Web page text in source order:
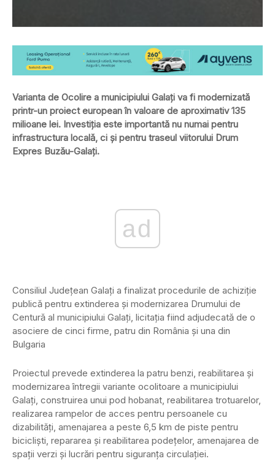
Varianta de Ocolire a municipiului Galaţi va fi modernizată
printr-un proiect european în valoare de aproximativ 135
milioane lei. Investiţia este importantă nu numai pentru
infrastructura locală, ci şi pentru traseul viitorului Drum
Expres Buzău-Galaţi.
ad
Consiliul Judeţean Galaţi a finalizat procedurile de achiziţie
publică pentru extinderea şi modernizarea Drumului de
Centură al municipiului Galaţi, licitaţia fiind adjudecată de o
asociere de cinci firme, patru din România şi una din
Bulgaria
Proiectul prevede extinderea la patru benzi, reabilitarea şi
modernizarea întregii variante ocolitoare a municipiului
Galaţi, construirea unui pod hobanat, reabilitarea trotuarelor,
realizarea rampelor de acces pentru persoanele cu
dizabilităţi, amenajarea a peste 6,5 km de piste pentru
biciclişti, repararea şi reabilitarea podeţelor, amenajarea de
spaţii verzi şi lucrări pentru siguranţa circulaţiei.